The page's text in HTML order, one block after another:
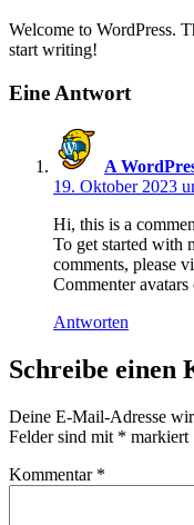
Welcome to WordPress.
start writing!
Eine Antwort
A
19. Oktober 2023
Hi, this is a
To get started with
comments, please
Commenter
Antworten
Schreibe einen
Deine E-Mail-Adresse
Felder sind mit * markiert
Kommentar *